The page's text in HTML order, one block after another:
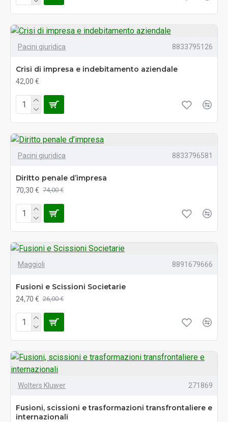
Pacini giuridica 8833795126
Crisi di impresa e indebitamento aziendale
42,00 €
Pacini giuridica 8833796581
Diritto penale d’impresa
70,30 € 74,00 €
Maggioli 8891679666
Fusioni e Scissioni Societarie
24,70 € 26,00 €
Wolters Kluwer 271869
Fusioni, scissioni e trasformazioni transfrontaliere e
internazionali